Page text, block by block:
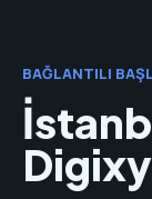
BAĞLANTILI